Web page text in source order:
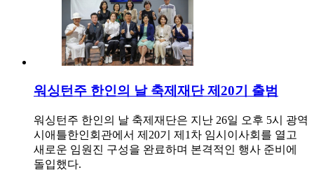
워싱턴주 한인의 날 축제재단 제20기 출범
워싱턴주 한인의 날 축제재단은 지난 26일 오후 5시 광역
시애틀한인회관에서 제20기 제1차 임시이사회를 열고
새로운 임원진 구성을 완료하며 본격적인 행사 준비에
돌입했다.